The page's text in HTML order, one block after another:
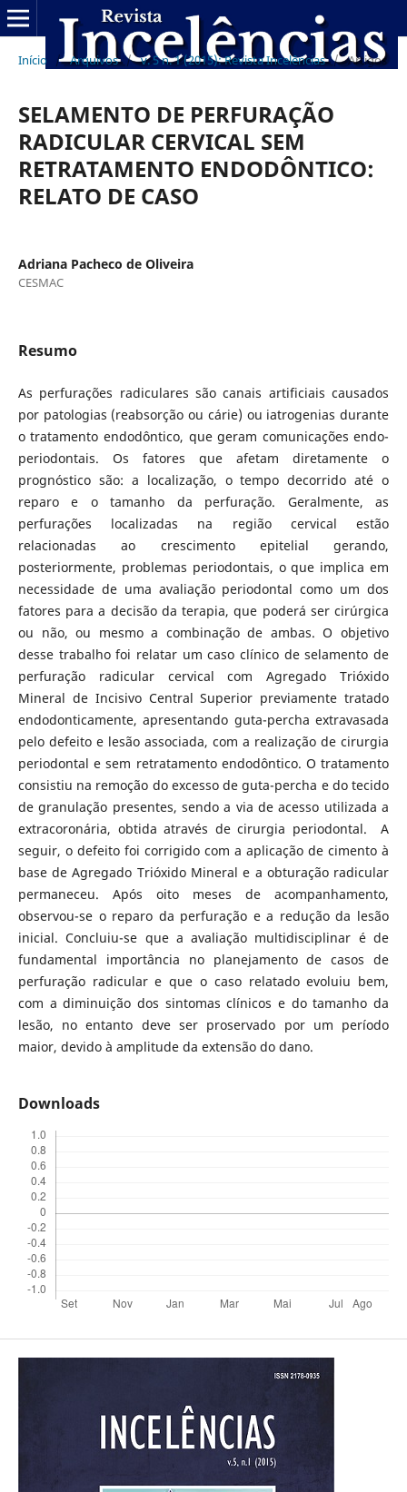
Início / Arquivos / v. 5 n. 1 (2015): Revista Incelências / Artigos
SELAMENTO DE PERFURAÇÃO
RADICULAR CERVICAL SEM
RETRATAMENTO ENDODÔNTICO:
RELATO DE CASO
Adriana Pacheco de Oliveira
CESMAC
Resumo
As perfurações radiculares são canais artificiais causados
por patologias (reabsorção ou cárie) ou iatrogenias durante
o tratamento endodôntico, que geram comunicações endo-
periodontais. Os fatores que afetam diretamente o
prognóstico são: a localização, o tempo decorrido até o
reparo e o tamanho da perfuração. Geralmente, as
perfurações localizadas na região cervical estão
relacionadas ao crescimento epitelial gerando,
posteriormente, problemas periodontais, o que implica em
necessidade de uma avaliação periodontal como um dos
fatores para a decisão da terapia, que poderá ser cirúrgica
ou não, ou mesmo a combinação de ambas. O objetivo
desse trabalho foi relatar um caso clínico de selamento de
perfuração radicular cervical com Agregado Trióxido
Mineral de Incisivo Central Superior previamente tratado
endodonticamente, apresentando guta-percha extravasada
pelo defeito e lesão associada, com a realização de cirurgia
periodontal e sem retratamento endodôntico. O tratamento
consistiu na remoção do excesso de guta-percha e do tecido
de granulação presentes, sendo a via de acesso utilizada a
extracoronária, obtida através de cirurgia periodontal. A
seguir, o defeito foi corrigido com a aplicação de cimento à
base de Agregado Trióxido Mineral e a obturação radicular
permaneceu. Após oito meses de acompanhamento,
observou-se o reparo da perfuração e a redução da lesão
inicial. Concluiu-se que a avaliação multidisciplinar é de
fundamental importância no planejamento de casos de
perfuração radicular e que o caso relatado evoluiu bem,
com a diminuição dos sintomas clínicos e do tamanho da
lesão, no entanto deve ser proservado por um período
maior, devido à amplitude da extensão do dano.
Downloads